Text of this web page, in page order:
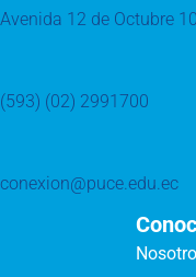
Avenida 12 de Octubre
(593) (02) 2991700
conexion@puce.edu.ec